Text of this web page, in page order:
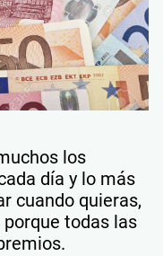
los
día y lo más
cuando quieras,
todas las